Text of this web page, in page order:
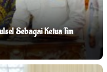
Sebagai Ketua Tim